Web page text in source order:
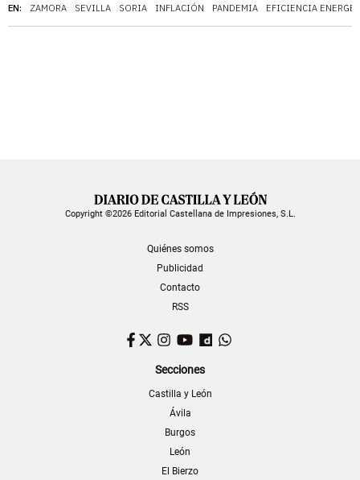
EN: ZAMORA SEVILLA SORIA INFLACIÓN PANDEMIA EFICIENCIA
Copyright ©2026 Editorial Castellana de Impresiones, S.L.
Quiénes somos
Publicidad
Contacto
RSS
Facebook
TwitterInstagram
YouTubeDailymotion
Secciones
Castilla y León
Ávila
Burgos
León
El Bierzo